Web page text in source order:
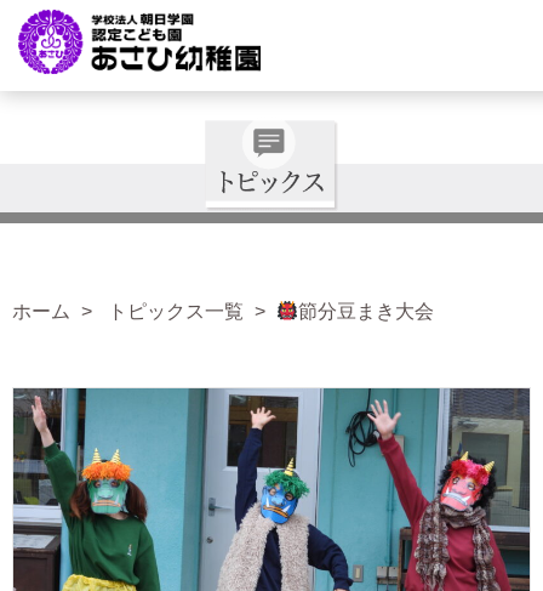
ホーム トピックス一覧 節分豆まき大会